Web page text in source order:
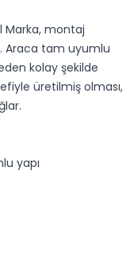
Marka, montaj
Araca tam uyumlu
kolay şekilde
üretilmiş olması,
yapı